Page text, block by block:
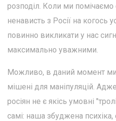
розподіл. Коли ми
ненависть з Росії на когось
повинно викликати у нас
максимально уважними.
Можливо, в даний момент ми
мішені для маніпуляцій.
росіян не є якісь умовні
самі: наша збуджена